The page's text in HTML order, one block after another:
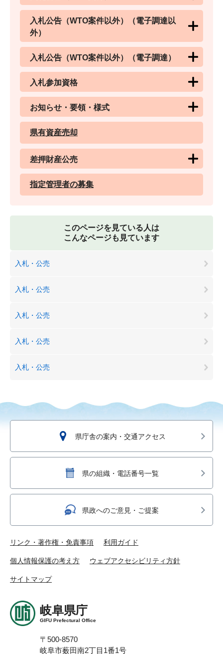
入札公告（WTO案件以外）（電子調達以
外）
入札公告（WTO案件以外）（電子調達）
入札参加資格
お知らせ・要領・様式
県有資産売却
差押財産公売
指定管理者の募集
このページを見ている人は
こんなページも見ています
入札・公売
入札・公売
入札・公売
入札・公売
入札・公売
県庁舎の案内・交通アクセス
県の組織・電話番号一覧
県政へのご意見・ご提案
リンク・著作権・免責事項 利用ガイド
個人情報保護の考え方 ウェブアクセシビリティ方針
サイトマップ
岐阜県庁
GIFU Prefectural Office
〒500-8570
岐阜市薮田南2丁目1番1号